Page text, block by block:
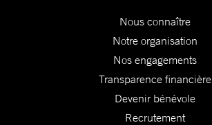
Nous connaître
Notre organisation
Nos engagements
Transparence financière
Devenir bénévole
Recrutement